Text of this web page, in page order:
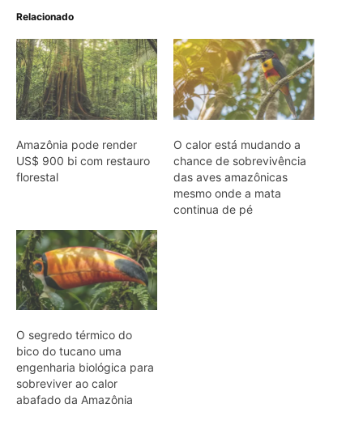
Relacionado
Amazônia pode render
US$ 900 bi com restauro
florestal
O calor está mudando a
chance de sobrevivência
das aves amazônicas
mesmo onde a mata
continua de pé
O segredo térmico do
bico do tucano uma
engenharia biológica para
sobreviver ao calor
abafado da Amazônia